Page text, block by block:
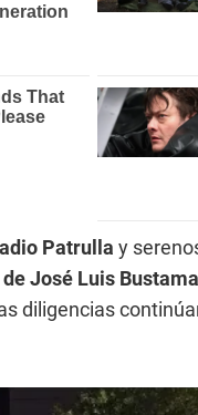
Patrulla y
José Luis
diligencias